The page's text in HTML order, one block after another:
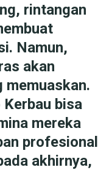
rintangan
Namun,
akan
memuaskan.
bisa
mereka
profesional
akhirnya,